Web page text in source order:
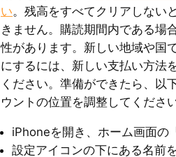
い。残高をすべてクリアしない
きません。購読期間内である場
性があります。新しい地域や国
にするには、新しい支払い方法
ください。準備ができたら、以
ウントの位置を調整してください
iPhoneを開き、ホーム画面の
設定アイコンの下にある名前